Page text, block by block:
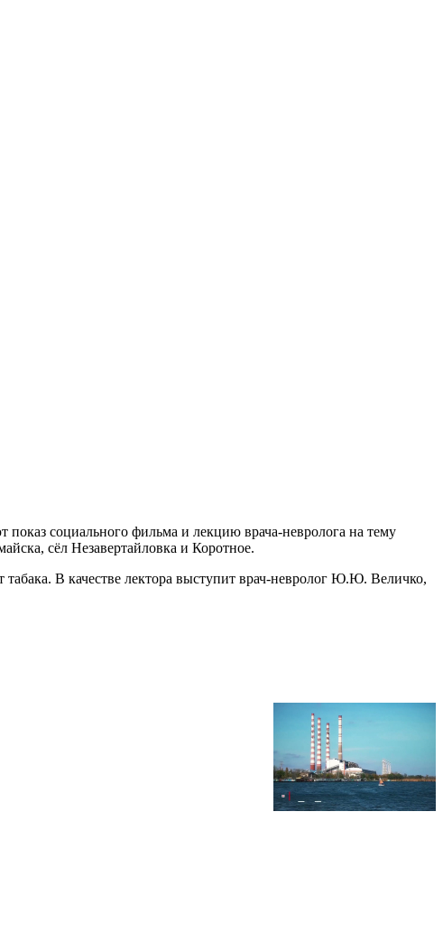
социального фильма и лекцию врача-невролога на тему
сёл Незавертайловка и Коротное.
табака. В качестве лектора выступит врач-невролог Ю.Ю. Величко,